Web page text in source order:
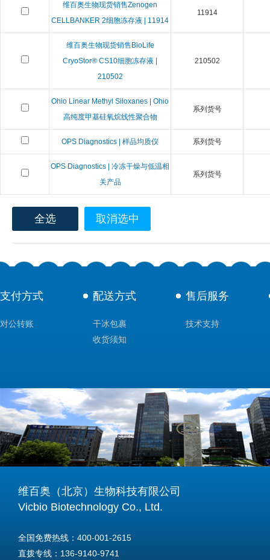
维百奥生物现货销售Zenogen
CELLBANKER 2细胞冻存液 | 11914
11914
维百奥生物现货销售BioLife
CryoStor® CS10细胞冻存液 |
210502
210502
Ohio Linear Methyl Siloxanes | Ohio
高纯度甲基硅氧烷线性聚合物
系列货号
OPS Diagnostics | 样品均质仪 系列货号
OPS Diagnostics | 冷冻干燥与低温相
关产品
系列货号
全选 取消选中
支付方式
对公转账
配送方式
干冰包裹
收货须知
售后服务
技术支持
维百奥（北京）生物科技有限公司
Vicbio Biotechnology Co., Ltd.
全国免费热线：400-001-2615
直拨专线：136-9140-9741